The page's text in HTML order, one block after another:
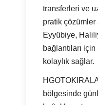
transferleri ve
pratik
Eyyübiye,
bağlantıları
kolaylık sağlar.
bölgesinde